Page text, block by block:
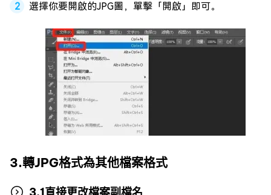
選擇你要開啟的JPG圖，單擊「開啟」即可。
3.轉JPG格式為其他檔案格式
3.1直接更改檔案副檔名